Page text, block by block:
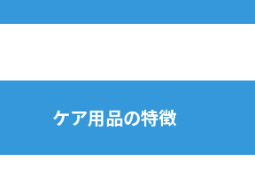
ケア用品の特徴